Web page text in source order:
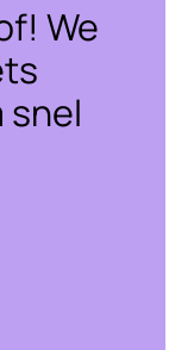
We
snel